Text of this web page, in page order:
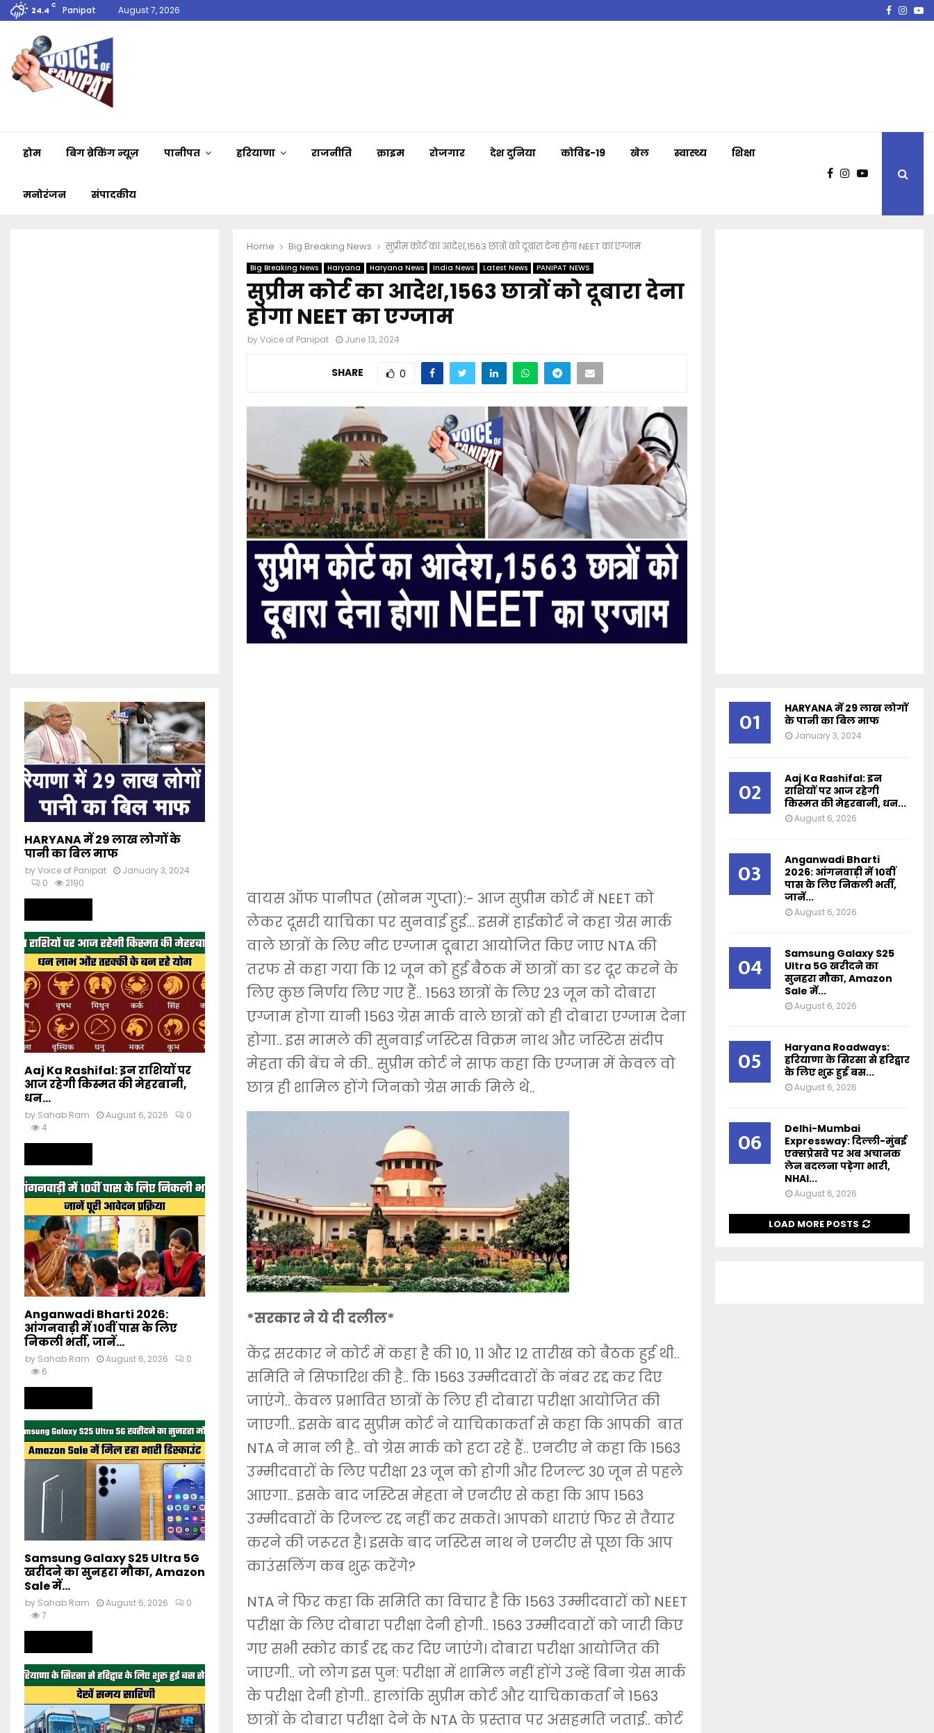
24.4 C Panipat August 7, 2026
होम बिग ब्रेकिंग न्यूज़ पानीपत हरियाणा राजनीति क्राइम रोजगार देश दुनिया कोविड-19 खेल स्वास्थ्य शिक्षा
मनोरंजन संपादकीय
Home Big Breaking News सुप्रीम कोर्ट का आदेश,1563 छात्रों को दूबारा देना होगा NEET का एग्जाम
Big Breaking News Haryana Haryana News India News Latest News PANIPAT NEWS
सुप्रीम कोर्ट का आदेश,1563 छात्रों को दूबारा देना
होगा NEET का एग्जाम
byVoice of Panipat June 13, 2024
SHARE 0
वायस ऑफ पानीपत (सोनम गुप्ता):- आज सुप्रीम कोर्ट में NEET को
लेकर दूसरी याचिका पर सुनवाई हुई… इसमें हाईकोर्ट ने कहा ग्रेस मार्क
वाले छात्रों के लिए नीट एग्जाम दूबारा आयोजित किए जाए NTA की
तरफ से कहा गया कि 12 जून को हुई बैठक में छात्रों का डर दूर करने के
लिए कुछ निर्णय लिए गए हैं.. 1563 छात्रों के लिए 23 जून को दोबारा
एग्जाम होगा यानी 1563 ग्रेस मार्क वाले छात्रों को ही दोबारा एग्जाम देना
होगा.. इस मामले की सुनवाई जस्टिस विक्रम नाथ और जस्टिस संदीप
मेहता की बेंच ने की.. सुप्रीम कोर्ट ने साफ कहा कि एग्जाम में केवल वो
छात्र ही शामिल होंगे जिनको ग्रेस मार्क मिले थे..
*सरकार ने ये दी दलील*
केंद्र सरकार ने कोर्ट में कहा है की 10, 11 और 12 तारीख को बैठक हुई थी..
समिति ने सिफारिश की है.. कि 1563 उम्मीदवारों के नंबर रद्द कर दिए
जाएंगे.. केवल प्रभावित छात्रों के लिए ही दोबारा परीक्षा आयोजित की
जाएगी.. इसके बाद सुप्रीम कोर्ट ने याचिकाकर्ता से कहा कि आपकी बात
NTA ने मान ली है.. वो ग्रेस मार्क को हटा रहे हैं.. एनटीए ने कहा कि 1563
उम्मीदवारों के लिए परीक्षा 23 जून को होगी और रिजल्ट 30 जून से पहले
आएगा.. इसके बाद जस्टिस मेहता ने एनटीए से कहा कि आप 1563
उम्मीदवारों के रिजल्ट रद्द नहीं कर सकते। आपको धाराएं फिर से तैयार
करने की जरूरत है। इसके बाद जस्टिस नाथ ने एनटीए से पूछा कि आप
काउंसलिंग कब शुरू करेंगे?
NTA ने फिर कहा कि समिति का विचार है कि 1563 उम्मीदवारों को NEET
परीक्षा के लिए दोबारा परीक्षा देनी होगी.. 1563 उम्मीदवारों को जारी किए
गए सभी स्कोर कार्ड रद्द कर दिए जाएंगे। दोबारा परीक्षा आयोजित की
जाएगी.. जो लोग इस पुन: परीक्षा में शामिल नहीं होंगे उन्हें बिना ग्रेस मार्क
के परीक्षा देनी होगी.. हालांकि सुप्रीम कोर्ट और याचिकाकर्ता ने 1563
छात्रों के दोबारा परीक्षा देने के NTA के प्रस्ताव पर असहमति जताई.. कोर्ट
HARYANA में 29 लाख लोगों के
पानी का बिल माफ
byVoice of Panipat
January 3, 2024
0
2190
Aaj Ka Rashifal: इन राशियों पर
आज रहेगी किस्मत की मेहरबानी,
धन...
by Sahab Ram August 6, 2026
0
4
Anganwadi Bharti 2026:
आंगनवाड़ी में 10वीं पास के लिए
निकली भर्ती, जानें...
by Sahab Ram August 6, 2026
0
6
Samsung Galaxy S25 Ultra 5G
खरीदने का सुनहरा मौका, Amazon
Sale में...
by Sahab Ram August 6, 2026
0
7
01
HARYANA में 29 लाख लोगों
के पानी का बिल माफ
January 3, 2024
02
Aaj Ka Rashifal: इन
राशियों पर आज रहेगी
किस्मत की मेहरबानी, धन...
August 6, 2026
03
Anganwadi Bharti
2026: आंगनवाड़ी में 10वीं
पास के लिए निकली भर्ती,
जानें...
August 6, 2026
04
Samsung Galaxy S25
Ultra 5G खरीदने का
सुनहरा मौका, Amazon
Sale में...
August 6, 2026
05
Haryana Roadways:
हरियाणा के सिरसा से हरिद्वार
के लिए शुरू हुई बस...
August 6, 2026
06
Delhi-Mumbai
Expressway: दिल्ली-मुंबई
एक्सप्रेसवे पर अब अचानक
लेन बदलना पड़ेगा भारी,
NHAI...
August 6, 2026
LOAD MORE POSTS